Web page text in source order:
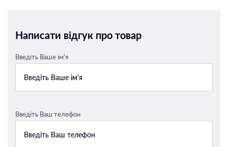
Написати відгук про товар
Введіть Ваше ім'я
Введіть Ваш телефон